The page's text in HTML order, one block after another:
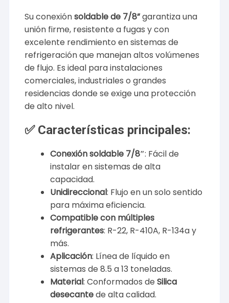
Su conexiónsoldable de 7/8”garantiza una
unión firme, resistente a fugas y con
excelente rendimiento en sistemas de
refrigeración que manejan altos volúmenes
de flujo. Es ideal para instalaciones
comerciales, industriales o grandes
residencias donde se exige una protección
de alto nivel.
✅ Características principales:
Conexión soldable 7/8″: Fácil de
instalar en sistemas de alta
capacidad.
Unidireccional: Flujo en un solo sentido
para máxima eficiencia.
Compatible con múltiples
refrigerantes: R-22, R-410A, R-134a y
más.
Aplicación: Línea de líquido en
sistemas de 8.5 a 13 toneladas.
Material: Conformados deSilica
desecantede alta calidad.